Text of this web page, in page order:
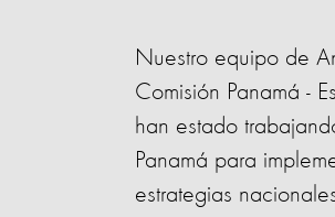
Nuestro equipo de
Comisión Panamá -
han estado
Panamá para
estrategias